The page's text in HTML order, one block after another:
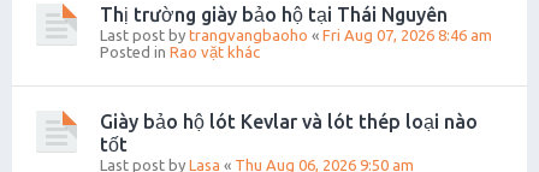
Thị trường giày bảo hộ tại Thái Nguyên
Last post by trangvangbaoho « Fri Aug 07, 2026 8:46 am
Posted in Rao vặt khác
Giày bảo hộ lót Kevlar và lót thép loại nào
tốt
Last post by Lasa « Thu Aug 06, 2026 9:50 am